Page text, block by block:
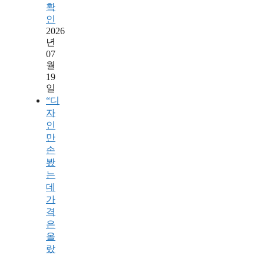
확
인
2026
년
07
월
19
일
“디
자
인
만
손
봤
는
데
가
격
은
올
랐